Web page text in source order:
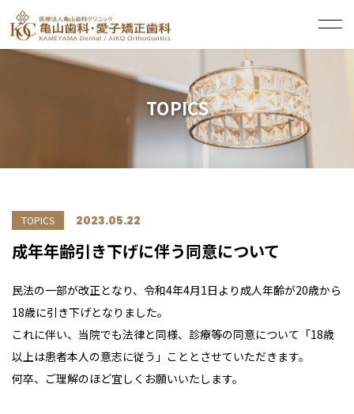
TOPICS
TOPICS 2023.05.22
成年年齢引き下げに伴う同意について
民法の一部が改正となり、令和4年4月1日より成人年齢が20歳から
18歳に引き下げとなりました。
これに伴い、当院でも法律と同様、診療等の同意について「18歳
以上は患者本人の意志に従う」こととさせていただきます。
何卒、ご理解のほど宜しくお願いいたします。